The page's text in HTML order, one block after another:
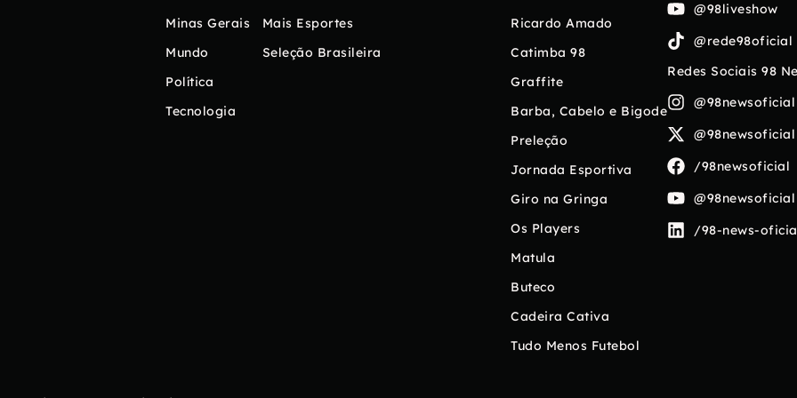
Minas Gerais
Mundo
Política
Tecnologia
Mais Esportes
Seleção Brasileira
Ricardo Amado
Catimba 98
Graffite
Barba, Cabelo e Bigode
Preleção
Jornada Esportiva
Giro na Gringa
Os Players
Matula
Buteco
Cadeira Cativa
Tudo Menos Futebol
@98liveshow
@rede98oficial
Redes Sociais 98
@98newsoficial
@98newsoficial
/98newsoficial
@98newsoficial
/98-news-